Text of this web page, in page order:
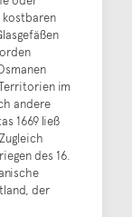
kostbaren
im
andere
1669 ließ
des 16.
der